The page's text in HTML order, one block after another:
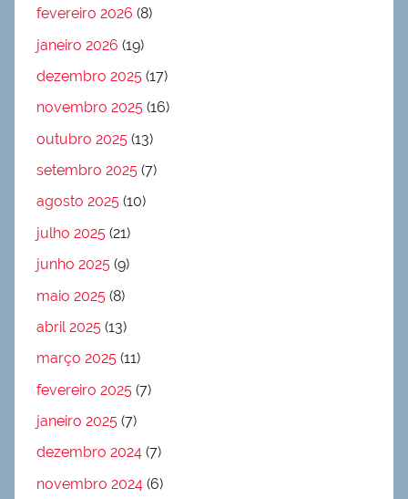
fevereiro 2026 (8)
janeiro 2026 (19)
dezembro 2025 (17)
novembro 2025 (16)
outubro 2025 (13)
setembro 2025 (7)
agosto 2025 (10)
julho 2025 (21)
junho 2025 (9)
maio 2025 (8)
abril 2025 (13)
março 2025 (11)
fevereiro 2025 (7)
janeiro 2025 (7)
dezembro 2024 (7)
novembro 2024 (6)